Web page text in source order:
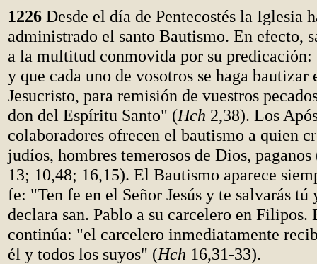
1226 Desde el día de Pentecostés la Iglesia
administrado el santo Bautismo. En efecto,
a la multitud conmovida por su
y que cada uno de vosotros se haga bautizar
Jesucristo, para remisión de vuestros
don del Espíritu Santo" (Hch 2,38). Los
colaboradores ofrecen el bautismo a quien
judíos, hombres temerosos de Dios, paganos
13; 10,48; 16,15). El Bautismo aparece
fe: "Ten fe en el Señor Jesús y te salvarás tú
declara san. Pablo a su carcelero en Filipos.
continúa: "el carcelero inmediatamente
él y todos los suyos" (Hch 16,31-33).